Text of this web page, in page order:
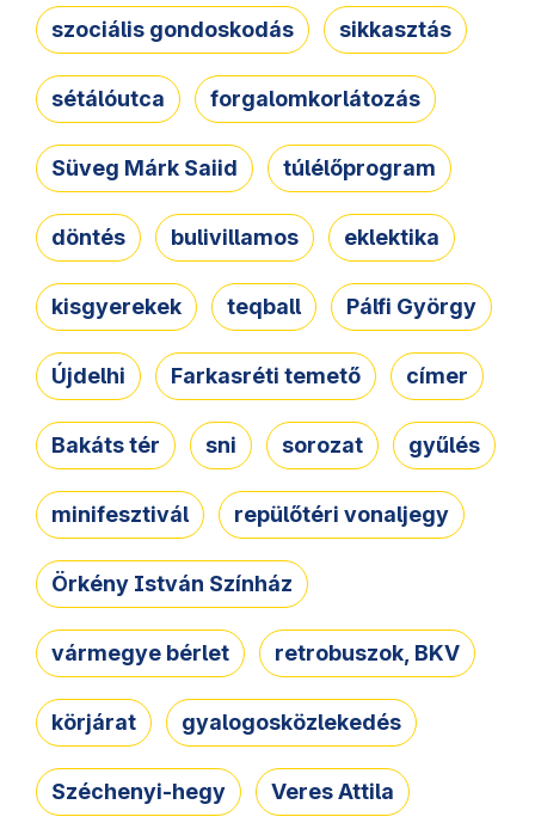
szociális gondoskodás sikkasztás
sétálóutca forgalomkorlátozás
Süveg Márk Saiid túlélőprogram
döntés bulivillamos eklektika
kisgyerekek teqball Pálfi György
Újdelhi Farkasréti temető címer
Bakáts tér sni sorozat gyűlés
minifesztivál repülőtéri vonaljegy
Örkény István Színház
vármegye bérlet retrobuszok, BKV
körjárat gyalogosközlekedés
Széchenyi-hegy Veres Attila